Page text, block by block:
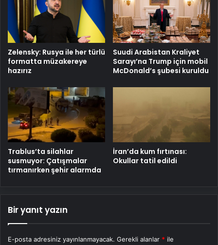
Zelensky: Rusya ile her türlü
formatta müzakereye
hazırız
Suudi Arabistan Kraliyet
Sarayı’na Trump için mobil
McDonald’s şubesi kuruldu
Trablus’ta silahlar
susmuyor: Çatışmalar
tırmanırken şehir alarmda
İran’da kum fırtınası:
Okullar tatil edildi
Bir yanıt yazın
E-posta adresiniz yayınlanmayacak. Gerekli alanlar * ile